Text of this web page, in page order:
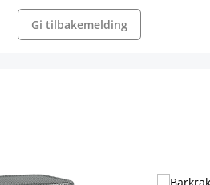
Gi tilbakemelding